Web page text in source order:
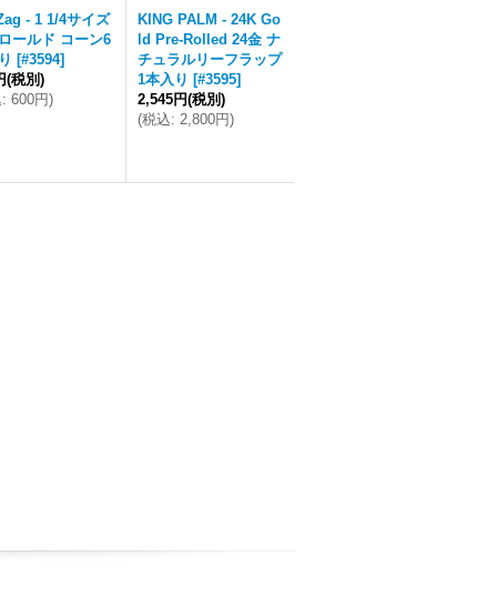
- 1 1/4サイズ
ールド コーン6
[#3594]
(税別)
: 600円)
KING PALM - 24K Go
ld Pre-Rolled 24金 ナ
チュラルリーフラップ
1本入り [#3595]
2,545円(税別)
(税込: 2,800円)